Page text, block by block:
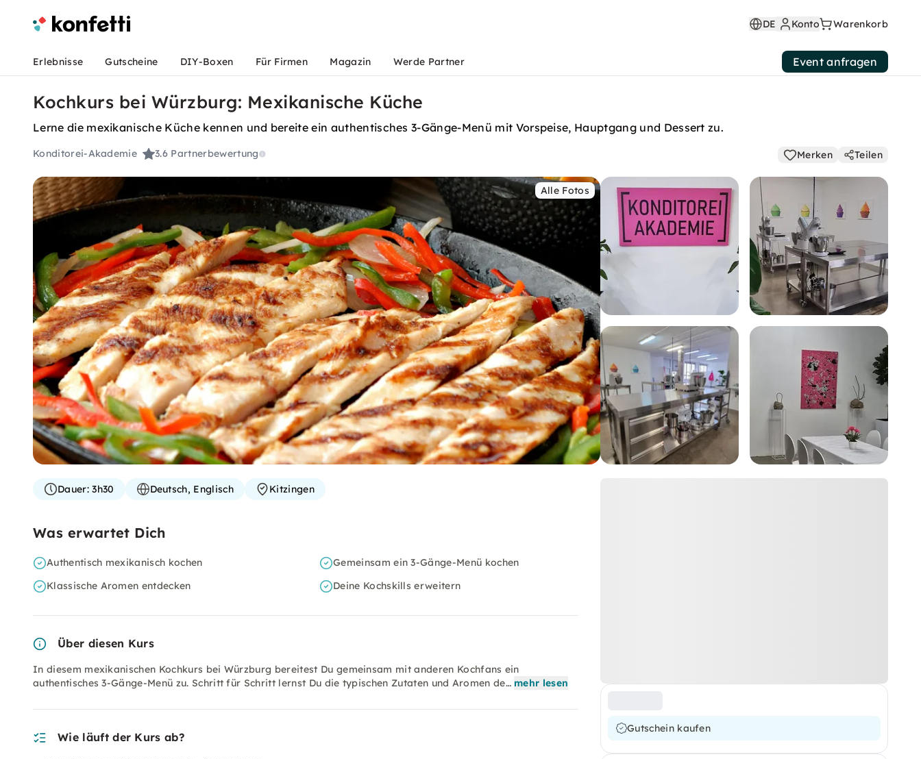
DE Konto Warenkorb
Erlebnisse Gutscheine DIY-Boxen Für Firmen Magazin Werde Partner Event anfragen
Kochkurs bei Würzburg: Mexikanische Küche
Lerne die mexikanische Küche kennen und bereite ein authentisches 3-Gänge-Menü mit Vorspeise, Hauptgang und Dessert zu.
Konditorei-Akademie 3.6 Partnerbewertung Merken Teilen
Alle Fotos
Gutschein kaufen
Dauer:3h30 Deutsch, Englisch Kitzingen
Was erwartet Dich
Authentisch mexikanisch kochen
Gemeinsam ein 3-Gänge-Menü kochen
Klassische Aromen entdecken
Deine Kochskills erweitern
Über diesen Kurs
In diesem mexikanischen Kochkurs bei Würzburg bereitest Du gemeinsam mit anderen Kochfans ein
authentisches 3-Gänge-Menü zu. Schritt für Schritt lernst Du die typischen Zutaten und Aromen de… mehr lesen
Wie läuft der Kurs ab?